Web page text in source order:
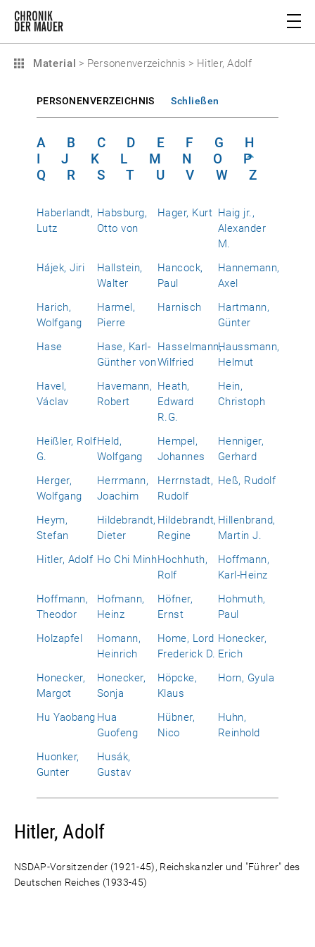
Material > Personenverzeichnis > Hitler, Adolf
PERSONENVERZEICHNIS Schließen
A B C D E F G
H
I
J K L M N O
P
Q
R S T U V W Z
Haberlandt,
Lutz
Habsburg,
Otto von
Hager, Kurt Haig jr.,
Alexander
M.
Hájek, Jiri
Hallstein,
Walter
Hancock,
Paul
Hannemann,
Axel
Harich,
Wolfgang
Harmel,
Pierre
Harnisch
Hartmann,
Günter
Hase
Hase, Karl-
Günther von
Hasselmann,
Wilfried
Haussmann,
Helmut
Havel,
Václav
Havemann,
Robert
Heath,
Edward
R.G.
Hein,
Christoph
Heißler, Rolf
G.
Held,
Wolfgang
Hempel,
Johannes
Henniger,
Gerhard
Herger,
Wolfgang
Herrmann,
Joachim
Herrnstadt,
Rudolf
Heß, Rudolf
Heym,
Stefan
Hildebrandt,
Dieter
Hildebrandt,
Regine
Hillenbrand,
Martin J.
Hitler, Adolf Ho Chi MinhHochhuth,
Rolf
Hoffmann,
Karl-Heinz
Hoffmann,
Theodor
Hofmann,
Heinz
Höfner,
Ernst
Hohmuth,
Paul
Holzapfel
Homann,
Heinrich
Home, Lord
Frederick D.
Honecker,
Erich
Honecker,
Margot
Honecker,
Sonja
Höpcke,
Klaus
Horn, Gyula
Hu Yaobang Hua
Guofeng
Hübner,
Nico
Huhn,
Reinhold
Huonker,
Gunter
Husák,
Gustav
Hitler, Adolf
NSDAP-Vorsitzender (1921-45), Reichskanzler und "Führer" des
Deutschen Reiches (1933-45)